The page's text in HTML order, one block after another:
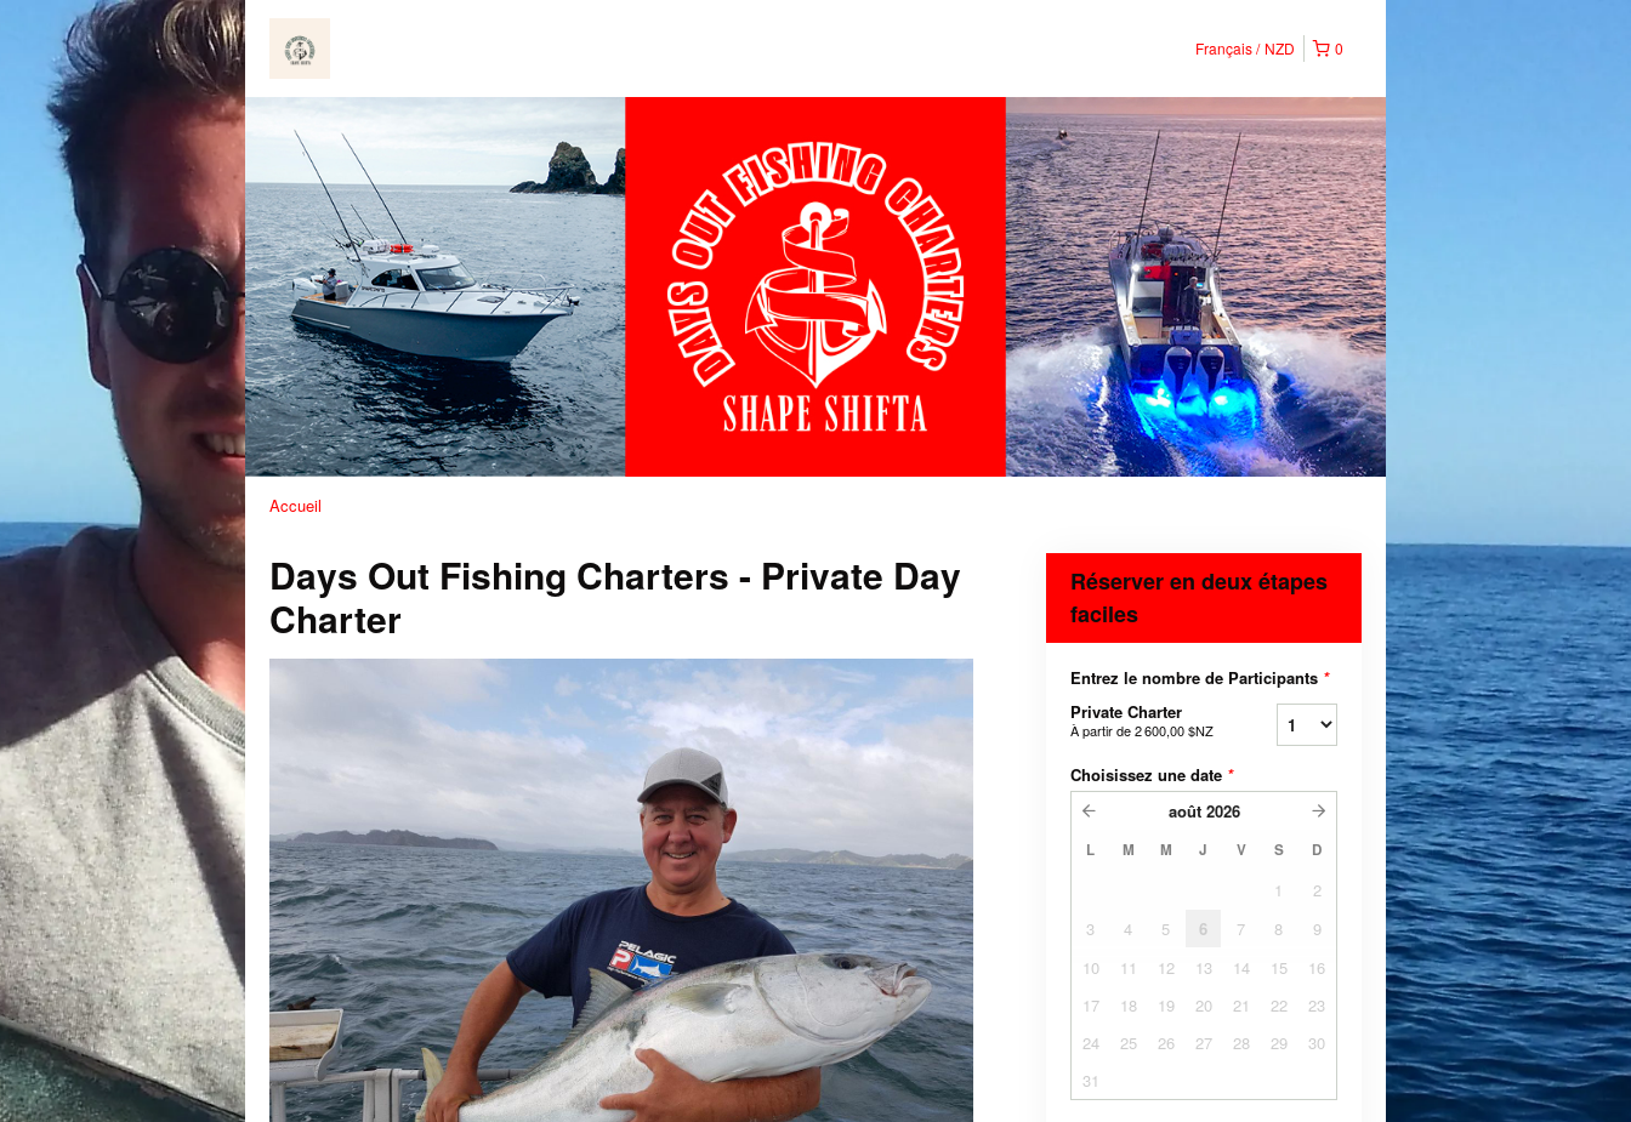
0
Français NZD
Accueil
Days Out Fishing Charters - Private Day
Charter
Réserver en deux étapes
faciles
Entrez le nombre de Participants *
Private Charter
À partir de2 600,00 $NZ
Choisissez une date *
août 2026
L M M J V S D
1
2
3
4 5 6 7 8
9
10
11 12 13 14 15
16
17
18 19 20 21 22
23
24
25 26 27 28 29
30
31